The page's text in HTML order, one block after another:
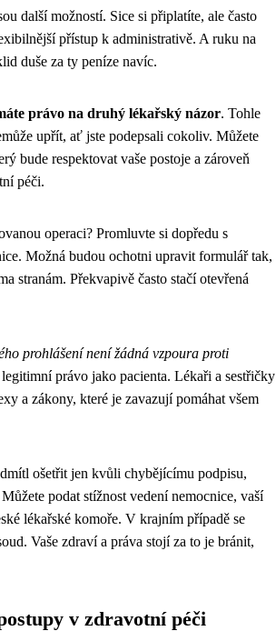
další možností. Sice si připlatíte, ale často
přístup k administrativě. A ruku na
duše za ty peníze navíc.
právo na druhý lékařský názor. Tohle
upřít, ať jste podepsali cokoliv. Můžete
bude respektovat vaše postoje a zároveň
péči.
operaci? Promluvte si dopředu s
Možná budou ochotni upravit formulář tak,
stranám. Překvapivě často stačí otevřená
prohlášení není žádná vzpoura proti
právo jako pacienta. Lékaři a sestřičky
a zákony, které je zavazují pomáhat všem
ošetřit jen kvůli chybějícímu podpisu,
podat stížnost vedení nemocnice, vaší
lékařské komoře. V krajním případě se
Vaše zdraví a práva stojí za to je bránit,
v zdravotní péči